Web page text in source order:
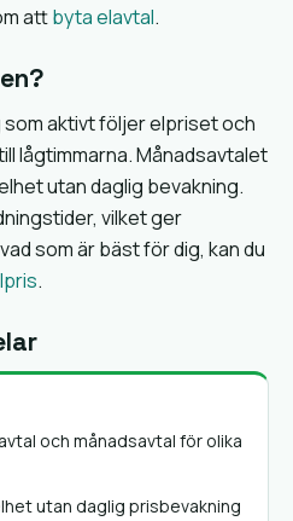
attbyta elavtal.
aktivt följer elpriset och
lågtimmarna. Månadsavtalet
utan daglig bevakning.
vilket ger
som är bäst för dig, kan du
.
och månadsavtal för olika
utan daglig prisbevakning